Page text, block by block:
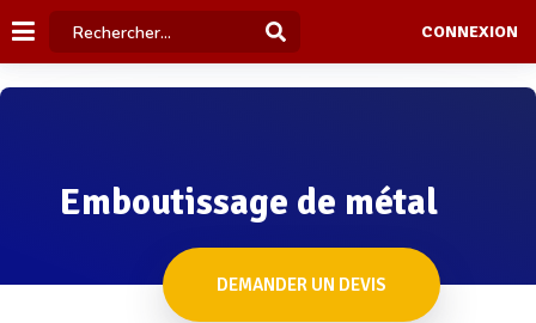
CONNEXION
Emboutissage de métal
DEMANDER UN DEVIS